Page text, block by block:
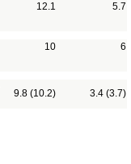
12.1
5.7
10
6
9.8 (10.2) 3.4 (3.7)